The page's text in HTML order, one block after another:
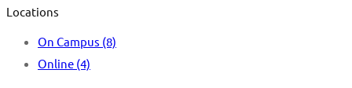
Locations
On Campus (8)
Online (4)